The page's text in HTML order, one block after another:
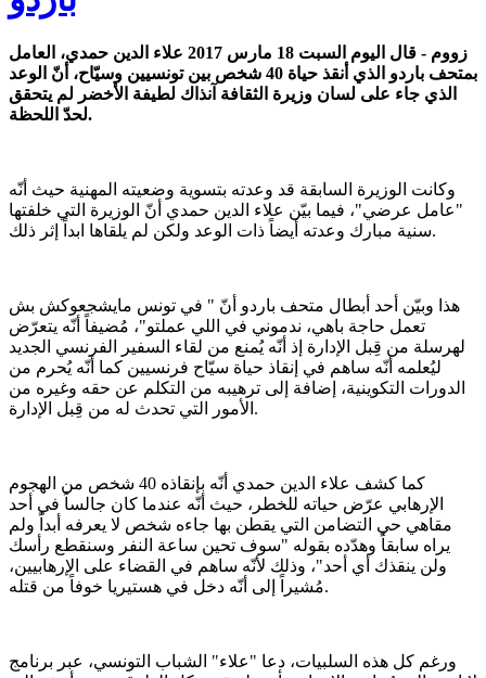
زووم - قال اليوم السبت 18 مارس 2017 علاء الدين حمدي، العامل
بمتحف باردو الذي أنقذ حياة 40 شخص بين تونسيين وسيّاح، أنّ الوعد
الذي جاء على لسان وزيرة الثقافة آنذاك لطيفة الأخضر لم يتحقق
لحدّ اللحظة.
وكانت الوزيرة السابقة قد وعدته بتسوية وضعيته المهنية حيث أنّه
"عامل عرضي"، فيما بيّن علاء الدين حمدي أنّ الوزيرة التي خلفتها
سنية مبارك وعدته أيضاً ذات الوعد ولكن لم يلقاها ابداً إثر ذلك.
هذا وبيّن أحد أبطال متحف باردو أنّ " في تونس مايشجعوكش بش
تعمل حاجة باهي، ندموني في اللي عملتو"، مُضيفاً أنّه يتعرّض
لهرسلة من قِبل الإدارة إذ أنّه يُمنع من لقاء السفير الفرنسي الجديد
ليُعلمه أنّه ساهم في إنقاذ حياة سيّاح فرنسيين كما أنّه يُحرم من
الدورات التكوينية، إضافة إلى ترهيبه من التكلم عن حقه وغيره من
الأمور التي تحدث له من قِبل الإدارة.
كما كشف علاء الدين حمدي أنّه بإنقاذه 40 شخص من الهجوم
الإرهابي عرّض حياته للخطر، حيث أنّه عندما كان جالساً في أحد
مقاهي حي التضامن التي يقطن بها جاءه شخص لا يعرفه أبداً ولم
يراه سابقاً وهدّده بقوله "سوف تحين ساعة النفر وسنقطع رأسك
ولن ينقذك أي أحد"، وذلك لأنّه ساهم في القضاء على الإرهابيين،
مُشيراً إلى أنّه دخل في هستيريا خوفاً من قتله.
ورغم كل هذه السلبيات، دعا "علاء" الشباب التونسي، عبر برنامج